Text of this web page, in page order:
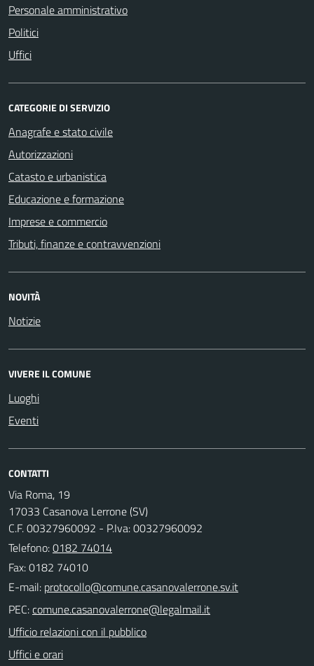
Personale amministrativo
Politici
Uffici
CATEGORIE DI SERVIZIO
Anagrafe e stato civile
Autorizzazioni
Catasto e urbanistica
Educazione e formazione
Imprese e commercio
Tributi, finanze e contravvenzioni
NOVITÀ
Notizie
VIVERE IL COMUNE
Luoghi
Eventi
CONTATTI
Via Roma, 19
17033 Casanova Lerrone (SV)
C.F. 00327960092 - P.Iva: 00327960092
Telefono:0182 74014
Fax: 0182 74010
E-mail:
PEC:
Ufficio relazioni con il pubblico
Uffici e orari